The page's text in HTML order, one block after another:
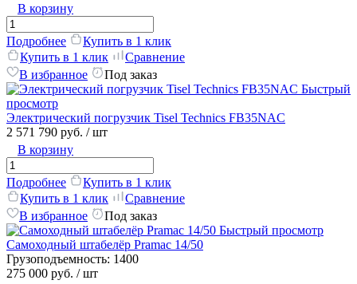
В корзину
Подробнее
Купить в 1 клик
Купить в 1 клик
Сравнение
В избранное
Под заказ
Быстрый
просмотр
Электрический погрузчик Tisel Technics FB35NAC
2 571 790 руб. / шт
В корзину
Подробнее
Купить в 1 клик
Купить в 1 клик
Сравнение
В избранное
Под заказ
Быстрый просмотр
Самоходный штабелёр Pramac 14/50
Грузоподъемность: 1400
275 000 руб. / шт